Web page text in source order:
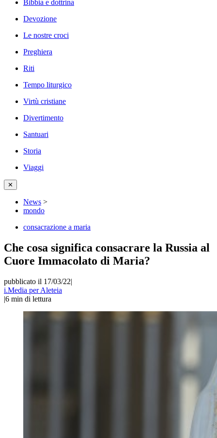
Bibbia e dottrina
Devozione
Le nostre croci
Preghiera
Riti
Tempo liturgico
Virtù cristiane
Divertimento
Santuari
Storia
Viaggi
✕
News >
mondo
consacrazione a maria
Che cosa significa consacrare la Russia al
Cuore Immacolato di Maria?
pubblicato il 17/03/22|
i.Media per Aleteia
|6 min di lettura